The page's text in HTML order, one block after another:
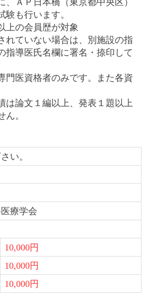
、ＡＰ日本橋（東京都中央区）
も行います。
上の会員歴が対象
ていない場合は、別施設の指
指導医氏名欄に署名・捺印して
医資格者のみです。また各資
論文１編以上、発表１題以上
。
い。
療学会
10,000円
10,000円
10,000円